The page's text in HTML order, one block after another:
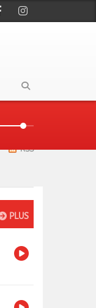
RSS
PLUS